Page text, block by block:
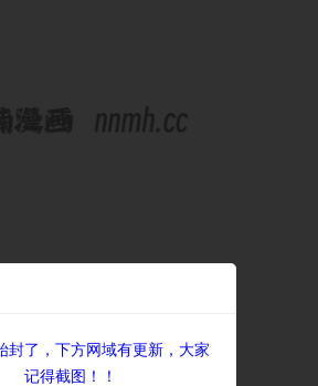
封了，下方网域有更新，大家
记得截图！！